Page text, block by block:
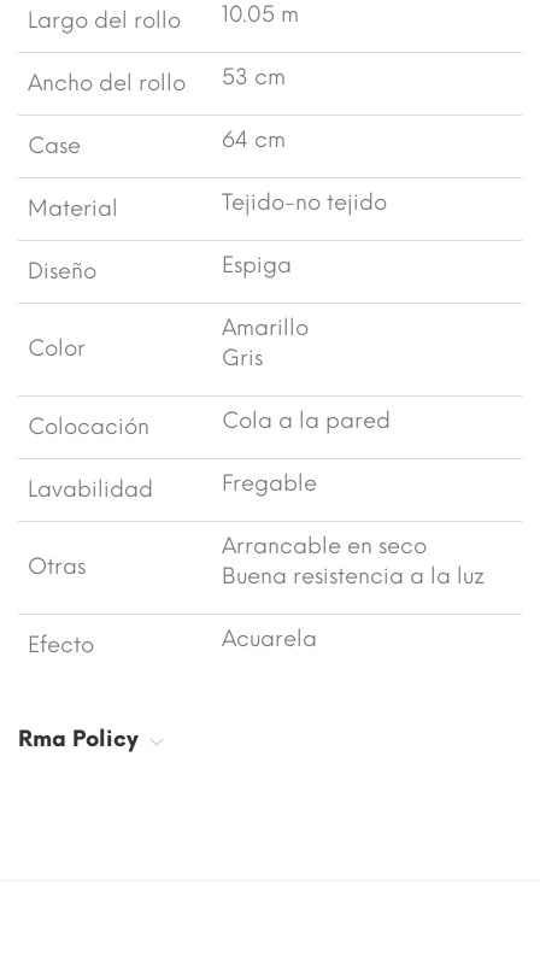
Largo del rollo 10.05 m
Ancho del rollo 53 cm
Case 64 cm
Material Tejido-no tejido
Diseño Espiga
Color
Amarillo
Gris
Colocación Cola a la pared
Lavabilidad Fregable
Otras
Arrancable en seco
Buena resistencia a la luz
Efecto Acuarela
Rma Policy